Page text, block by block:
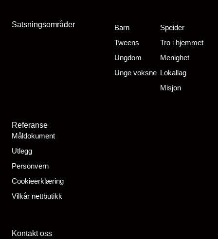
Satsningsområder
Barn
Tweens
Ungdom
Unge voksne
Speider
Tro i hjemmet
Menighet
Lokallag
Misjon
Referanse
Måldokument
Utlegg
Personvern
Cookieerklæring
Vilkår nettbutikk
Kontakt oss